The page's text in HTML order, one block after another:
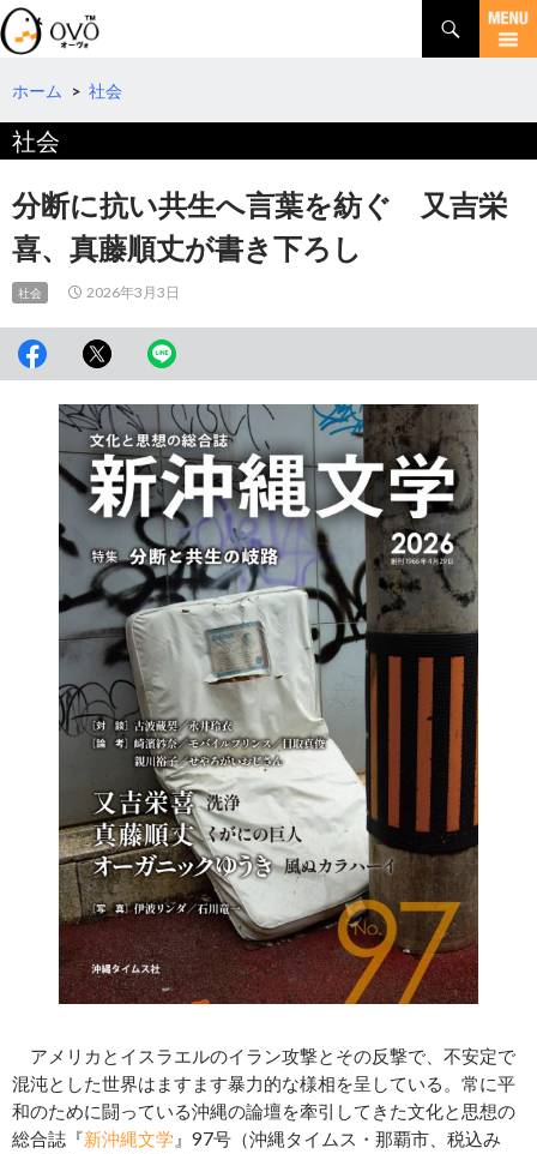
検
索
コ
テ
ツ
へ
動
ホーム > 社会
社会
分断に抗い共生へ言葉を紡ぐ 又吉栄
喜、真藤順丈が書き下ろし
社会 2026年3月3日
アメリカとイスラエルのイラン攻撃とその反撃で、不安定で
混沌とした世界はますます暴力的な様相を呈している。常に平
和のために闘っている沖縄の論壇を牽引してきた文化と思想の
総合誌『新沖縄文学 』97号（沖縄タイムス・那覇市、税込み